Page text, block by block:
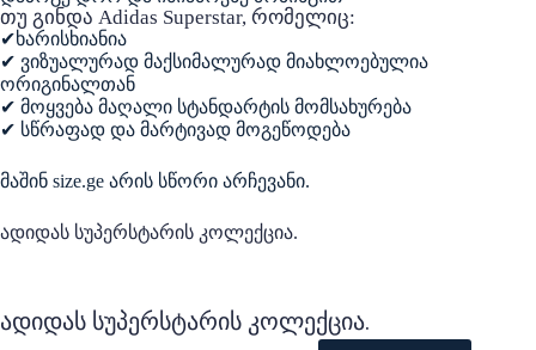
თუ გინდა Adidas Superstar, რომელიც:
✔ხარისხიანია
✔ ვიზუალურად მაქსიმალურად მიახლოებულია
ორიგინალთან
✔ მოყვება მაღალი სტანდარტის მომსახურება
✔ სწრაფად და მარტივად მოგეწოდება
მაშინ size.ge არის სწორი არჩევანი.
ადიდას სუპერსტარის კოლექცია.
ადიდას სუპერსტარის კოლექცია.